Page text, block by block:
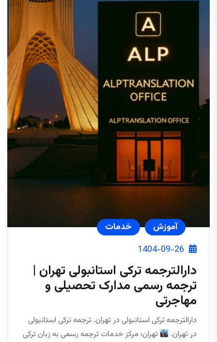
آموزش
خدمات
1404-09-26
دارالترجمه ترکی استانبولی تهران |
ترجمه رسمی مدارک تحصیلی و
مهاجرتی
دارالترجمه ترکی استانبولی در تهران. ترجمه ترکی استانبولی
در تهران.
تهران؛ مرکز خدمات ترجمه رسمی به زبان ترکی